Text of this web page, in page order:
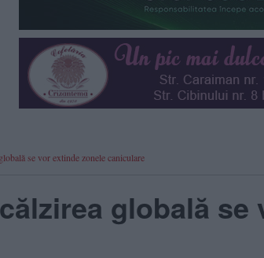
se vor extinde zonele caniculare
globală se